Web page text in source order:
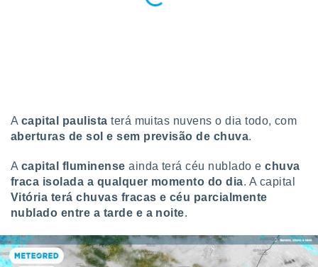
A capital paulista terá muitas nuvens o dia todo, com
aberturas de sol e sem previsão de chuva.
A capital fluminense ainda terá céu nublado echuva
fraca isolada a qualquer momento do dia. A capital
Vitória terá chuvas fracas e céu parcialmente
nublado entre a tarde e a noite.